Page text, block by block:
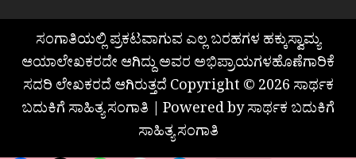
ಸಂಗಾತಿಯಲ್ಲಿ ಪ್ರಕಟವಾಗುವ ಎಲ್ಲ ಬರಹಗಳ ಹಕ್ಕುಸ್ವಾಮ್ಯ
ಆಯಾಲೇಖಕರದೇ ಆಗಿದ್ದು ಅವರ ಅಭಿಪ್ರಾಯಗಳಹೊಣೆಗಾರಿಕೆ
ಸದರಿ ಲೇಖಕರದೆ ಆಗಿರುತ್ತದೆ Copyright © 2026 ಸಾರ್ಥಕ
ಬದುಕಿಗೆ ಸಾಹಿತ್ಯ ಸಂಗಾತಿ | Powered by ಸಾರ್ಥಕ ಬದುಕಿಗೆ
ಸಾಹಿತ್ಯ ಸಂಗಾತಿ